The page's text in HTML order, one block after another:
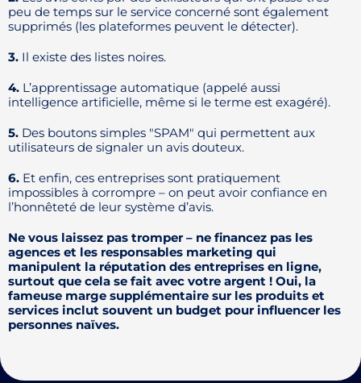
peu de temps sur le service concerné sont également
supprimés (les plateformes peuvent le détecter).
3. Il existe des listes noires.
4. L’apprentissage automatique (appelé aussi
intelligence artificielle, même si le terme est exagéré).
5. Des boutons simples "SPAM" qui permettent aux
utilisateurs de signaler un avis douteux.
6. Et enfin, ces entreprises sont pratiquement
impossibles à corrompre – on peut avoir confiance en
l’honnêteté de leur système d’avis.
Ne vous laissez pas tromper – ne financez pas les
agences et les responsables marketing qui
manipulent la réputation des entreprises en ligne,
surtout que cela se fait avec votre argent ! Oui, la
fameuse marge supplémentaire sur les produits et
services inclut souvent un budget pour influencer les
personnes naïves.